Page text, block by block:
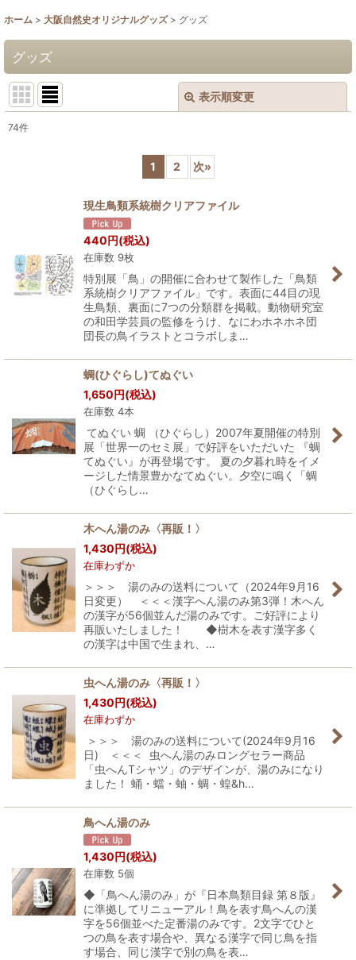
ホーム > 大阪自然史オリジナルグッズ > グッズ
グッズ
表示順変更
74件
1 2 次»
現生鳥類系統樹クリアファイル
440円(税込)
在庫数 9枚
特別展「鳥」の開催に合わせて製作した「鳥類
系統樹クリアファイル」です。表面に44目の現
生鳥類、裏面に7つの分類群を掲載。動物研究室
の和田学芸員の監修をうけ、なにわホネホネ団
団長の鳥イラストとコラボしま…
蜩(ひぐらし)てぬぐい
1,650円(税込)
在庫数 4本
てぬぐい 蜩 （ひぐらし）2007年夏開催の特別
展「世界一のセミ展」で好評をいただいた 『蜩
てぬぐい』が再登場です。 夏の夕暮れ時をイメ
ージした情景豊かなてぬぐい。夕空に鳴く「蜩
（ひぐらし…
木へん湯のみ〈再販！〉
1,430円(税込)
在庫わずか
＞＞＞ 湯のみの送料について（2024年9月16
日変更） ＜＜＜漢字へん湯のみ第3弾！木へん
の漢字が56個並んだ湯のみです。ご好評により
再販いたしました！ ◆樹木を表す漢字多く
の漢字は中国で生まれ、…
虫へん湯のみ〈再販！〉
1,430円(税込)
在庫わずか
＞＞＞ 湯のみの送料について(2024年9月16
日) ＜＜＜ 虫へん湯のみロングセラー商品
「虫へんTシャツ」のデザインが、湯のみになり
ました！ 蛹・蟷・蚰・蜩・蝗&h…
鳥へん湯のみ
1,430円(税込)
在庫数 5個
◆「鳥へん湯のみ」が『日本鳥類目録 第８版』
に準拠してリニューアル！鳥を表す鳥へんの漢
字を56個並べた定番湯のみです。2文字でひと
つの鳥を表す場合や、異なる漢字で同じ鳥を指
す場合、同じ漢字で別の鳥を表…